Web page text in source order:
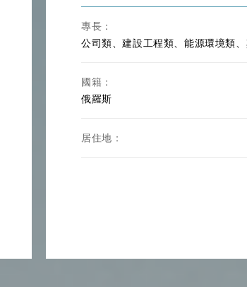
專長：
公司類、建設工程類、能源環境類
國籍：
俄羅斯
居住地：